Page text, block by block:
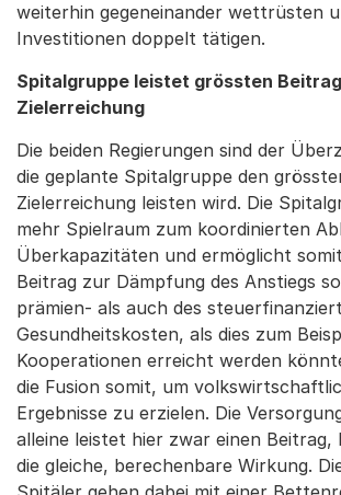
weiterhin gegeneinander wettrüsten
Investitionen doppelt tätigen.
Spitalgruppe leistet grössten
Zielerreichung
Die beiden Regierungen sind der
die geplante Spitalgruppe den
Zielerreichung leisten wird. Die
mehr Spielraum zum koordinierten
Überkapazitäten und ermöglicht
Beitrag zur Dämpfung des Anstiegs
prämien- als auch des
Gesundheitskosten, als dies zum
Kooperationen erreicht werden
die Fusion somit, um
Ergebnisse zu erzielen. Die
alleine leistet hier zwar einen
die gleiche, berechenbare Wirkung.